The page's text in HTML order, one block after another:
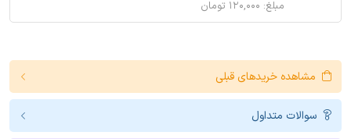
مبلغ: ۱۲۰,۰۰۰ تومان
مشاهده خریدهای قبلی
سوالات متداول